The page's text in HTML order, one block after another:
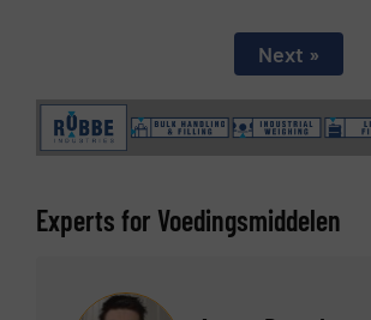
Next »
Experts for Voedingsmiddelen